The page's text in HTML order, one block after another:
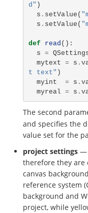
d" )
s . setValue (
s . setValue (
def read ():
s =
mytext = s .
t text" )
myint
= s .
myreal = s .
The second
and specifies the
value set for the
project settings —
therefore they are
canvas
reference system
background and
project, while